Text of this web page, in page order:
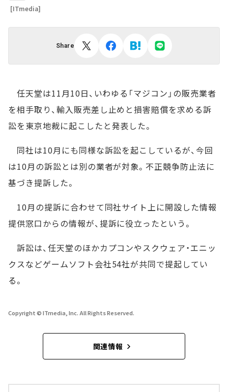
[ITmedia]
Share
任天堂は11月10日、いわゆる「マジコン」の販売業者
を相手取り、輸入販売差し止めと損害賠償を求める訴
訟を東京地裁に起こしたと発表した。
同社は10月にも同様な訴訟を起こしているが、今回
は10月の訴訟とは別の業者が対象。不正競争防止法に
基づき提訴した。
10月の提訴に合わせて同社サイト上に開設した情報
提供窓口からの情報が、提訴に役立ったという。
訴訟は、任天堂のほかカプコンやスクウェア・エニッ
クスなどゲームソフト会社54社が共同で提起してい
る。
Copyright © ITmedia, Inc. All Rights Reserved.
関連情報